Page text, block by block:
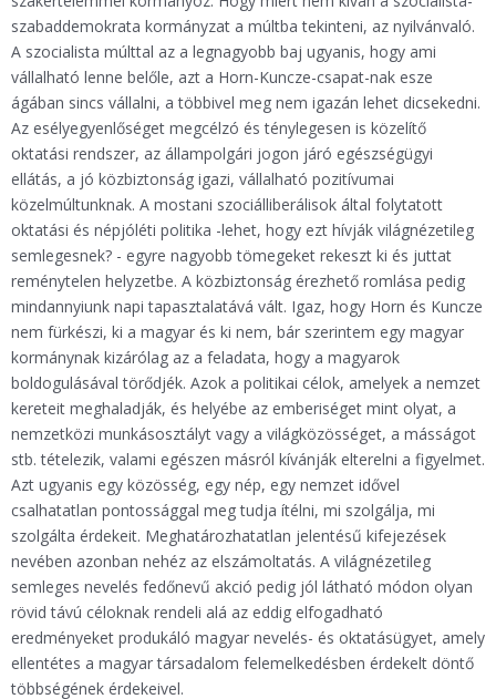
szabaddemokrata kormányzat a múltba tekinteni, az nyilvánvaló.
A szocialista múlttal az a legnagyobb baj ugyanis, hogy ami
vállalható lenne belőle, azt a Horn-Kuncze-csapat-nak esze
ágában sincs vállalni, a többivel meg nem igazán lehet dicsekedni.
Az esélyegyenlőséget megcélzó és ténylegesen is közelítő
oktatási rendszer, az állampolgári jogon járó egészségügyi
ellátás, a jó közbiztonság igazi, vállalható pozitívumai
közelmúltunknak. A mostani szociálliberálisok által folytatott
oktatási és népjóléti politika -lehet, hogy ezt hívják világnézetileg
semlegesnek? - egyre nagyobb tömegeket rekeszt ki és juttat
reménytelen helyzetbe. A közbiztonság érezhető romlása pedig
mindannyiunk napi tapasztalatává vált. Igaz, hogy Horn és Kuncze
nem fürkészi, ki a magyar és ki nem, bár szerintem egy magyar
kormánynak kizárólag az a feladata, hogy a magyarok
boldogulásával törődjék. Azok a politikai célok, amelyek a nemzet
kereteit meghaladják, és helyébe az emberiséget mint olyat, a
nemzetközi munkásosztályt vagy a világközösséget, a másságot
stb. tételezik, valami egészen másról kívánják elterelni a figyelmet.
Azt ugyanis egy közösség, egy nép, egy nemzet idővel
csalhatatlan pontossággal meg tudja ítélni, mi szolgálja, mi
szolgálta érdekeit. Meghatározhatatlan jelentésű kifejezések
nevében azonban nehéz az elszámoltatás. A világnézetileg
semleges nevelés fedőnevű akció pedig jól látható módon olyan
rövid távú céloknak rendeli alá az eddig elfogadható
eredményeket produkáló magyar nevelés- és oktatásügyet, amely
ellentétes a magyar társadalom felemelkedésben érdekelt döntő
többségének érdekeivel.